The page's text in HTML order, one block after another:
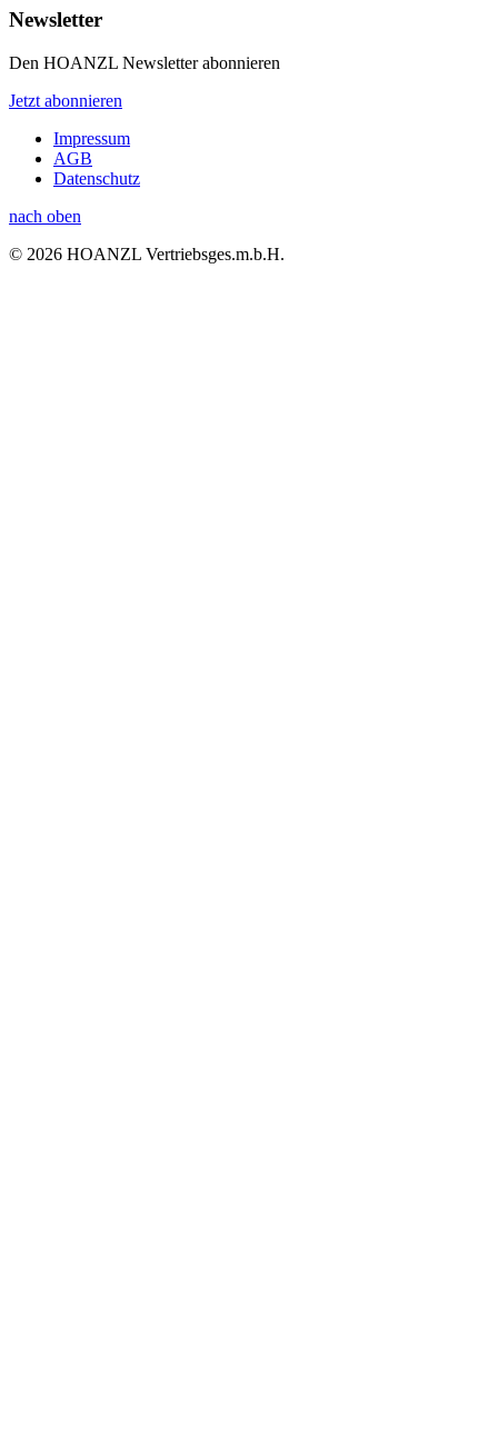
Newsletter
Den HOANZL Newsletter abonnieren
Jetzt abonnieren
Impressum
AGB
Datenschutz
nach oben
© 2026 HOANZL Vertriebsges.m.b.H.